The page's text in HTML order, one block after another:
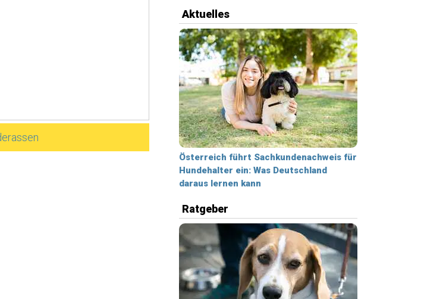
Aktuelles
Österreich führt Sachkundenachweis für
Hundehalter ein: Was Deutschland
daraus lernen kann
Ratgeber